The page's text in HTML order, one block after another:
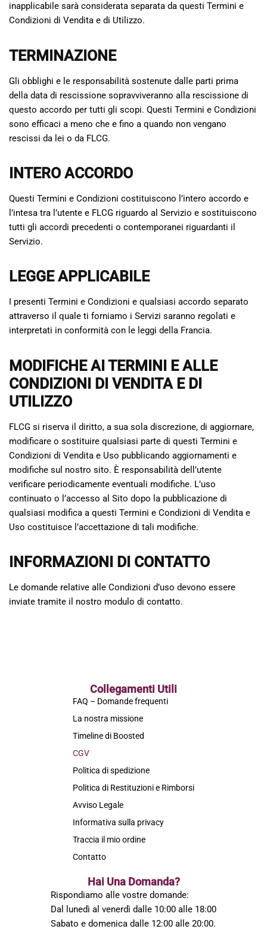
inapplicabile sarà considerata separata da questi Termini e
Condizioni di Vendita e di Utilizzo.
TERMINAZIONE
Gli obblighi e le responsabilità sostenute dalle parti prima
della data di rescissione sopravviveranno alla rescissione di
questo accordo per tutti gli scopi. Questi Termini e Condizioni
sono efficaci a meno che e fino a quando non vengano
rescissi da lei o da FLCG.
INTERO ACCORDO
Questi Termini e Condizioni costituiscono l’intero accordo e
l’intesa tra l’utente e FLCG riguardo al Servizio e sostituiscono
tutti gli accordi precedenti o contemporanei riguardanti il
Servizio.
LEGGE APPLICABILE
I presenti Termini e Condizioni e qualsiasi accordo separato
attraverso il quale ti forniamo i Servizi saranno regolati e
interpretati in conformità con le leggi della Francia.
MODIFICHE AI TERMINI E ALLE
CONDIZIONI DI VENDITA E DI
UTILIZZO
FLCG si riserva il diritto, a sua sola discrezione, di aggiornare,
modificare o sostituire qualsiasi parte di questi Termini e
Condizioni di Vendita e Uso pubblicando aggiornamenti e
modifiche sul nostro sito. È responsabilità dell’utente
verificare periodicamente eventuali modifiche. L’uso
continuato o l’accesso al Sito dopo la pubblicazione di
qualsiasi modifica a questi Termini e Condizioni di Vendita e
Uso costituisce l’accettazione di tali modifiche.
INFORMAZIONI DI CONTATTO
Le domande relative alle Condizioni d’uso devono essere
inviate tramite il nostro modulo di contatto.
Collegamenti Utili
FAQ – Domande frequenti
La nostra missione
Timeline di Boosted
CGV
Politica di spedizione
Politica di Restituzioni e Rimborsi
Avviso Legale
Informativa sulla privacy
Traccia il mio ordine
Contatto
Hai Una Domanda?
Rispondiamo alle vostre domande:
Dal lunedì al venerdì dalle 10:00 alle 18:00
Sabato e domenica dalle 12:00 alle 20:00.